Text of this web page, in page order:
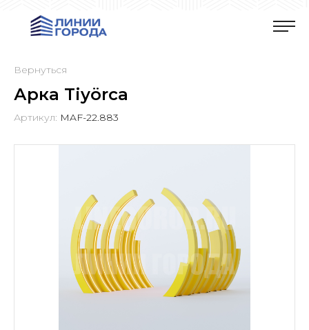
Вернуться
Арка Tiyörca
Артикул: MAF-22.883